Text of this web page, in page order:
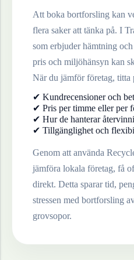
Att boka bortforsling kan
flera saker att tänka på. I
som erbjuder hämtning
pris och miljöhänsyn kan
När du jämför företag, titta
✔ Kundrecensioner och
✔ Pris per timme eller per
✔ Hur de hanterar
✔ Tillgänglighet och
Genom att använda
jämföra lokala företag, få
direkt. Detta sparar tid,
stressen med bortforsling
grovsopor.